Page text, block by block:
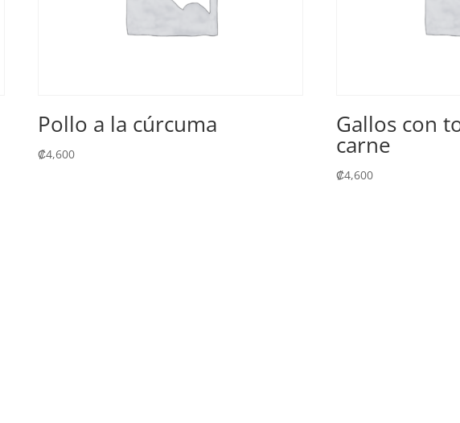
Pollo a la cúrcuma
₡4,600
Gallos con
carne
₡4,600